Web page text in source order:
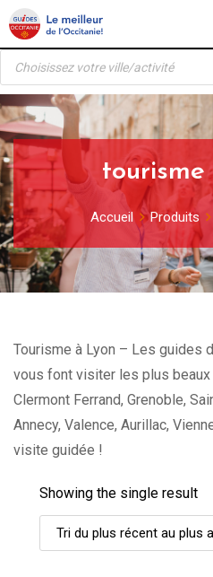
Skip
to
content
Recherche
produits
Accueil Produits
Tourisme à Lyon – Les guides
vous font visiter les plus
Clermont Ferrand, Grenoble,
Annecy, Valence, Aurillac,
visite guidée !
Showing the single result